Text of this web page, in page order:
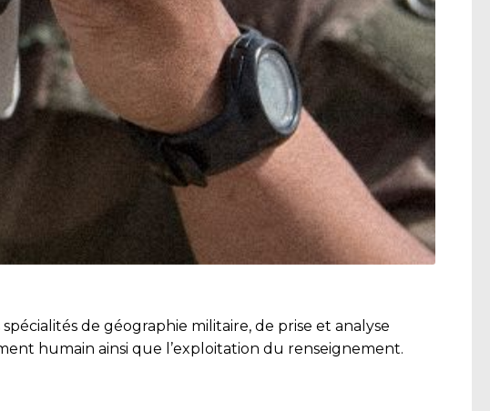
de géographie militaire, de prise et analyse
humain ainsi que l’exploitation du renseignement.